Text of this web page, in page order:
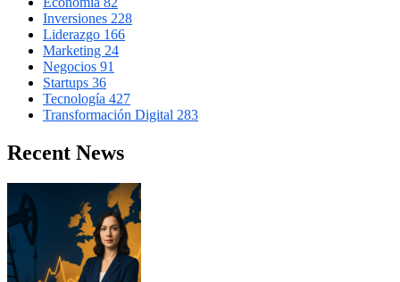
Inversiones 228
Liderazgo 166
Marketing 24
Negocios 91
Startups 36
Tecnología 427
Transformación Digital 283
Recent News